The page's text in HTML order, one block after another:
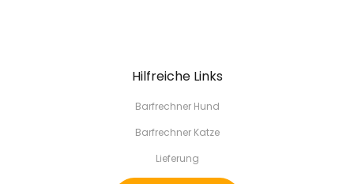
Hilfreiche Links
Barfrechner Hund
Barfrechner Katze
Lieferung